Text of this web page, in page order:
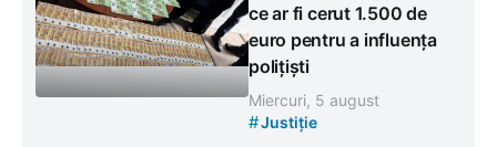
ce ar fi cerut 1.500 de
euro pentru a influența
polițiști
Miercuri, 5 august
#Justiție